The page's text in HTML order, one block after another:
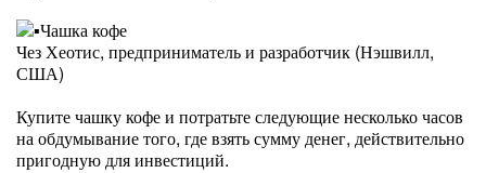
Чашка кофе
Чез Хеотис, предприниматель и разработчик (Нэшвилл,
США)
Купите чашку кофе и потратьте следующие несколько часов
на обдумывание того, где взять сумму денег, действительно
пригодную для инвестиций.